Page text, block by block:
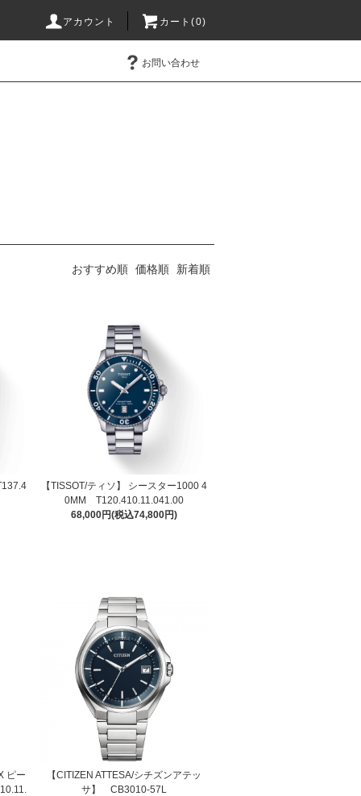
アカウント カート(0)
お問い合わせ
おすすめ順 価格順 新着順
【TISSOT/ティソ】 シースター1000 4
0MM T120.410.11.041.00
68,000円(税込74,800円)
ピー
【CITIZEN ATTESA/シチズンアテッ
サ】 CB3010-57L